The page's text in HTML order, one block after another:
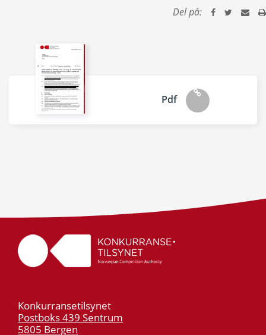
Del på:
Pdf
Konkurransetilsynet
Postboks 439 Sentrum
5805 Bergen